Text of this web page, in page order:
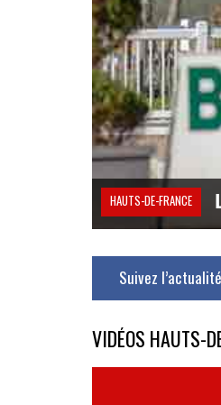
HAUTS-DE-FRANCE
Suivez
VIDÉOS HAUTS-